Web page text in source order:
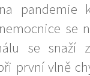
pandemie
se
se snaží
první vlně